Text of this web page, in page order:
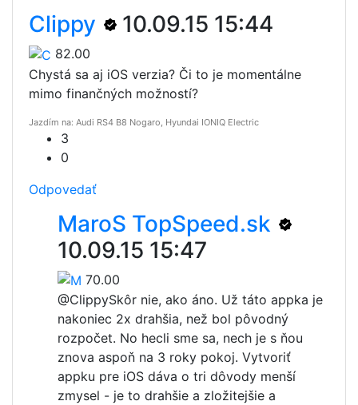
Clippy 10.09.15 15:44
82.00
Chystá sa aj iOS verzia? Či to je momentálne
mimo finančných možností?
Jazdím na: Audi RS4 B8 Nogaro, Hyundai IONIQ Electric
3
0
Odpovedať
MaroS TopSpeed.sk
10.09.15 15:47
70.00
@ClippySkôr nie, ako áno. Už táto appka je
nakoniec 2x drahšia, než bol pôvodný
rozpočet. No hecli sme sa, nech je s ňou
znova aspoň na 3 roky pokoj. Vytvoriť
appku pre iOS dáva o tri dôvody menší
zmysel - je to drahšie a zložitejšie a